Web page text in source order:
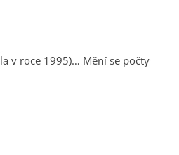
v roce 1995)… Mění se počty